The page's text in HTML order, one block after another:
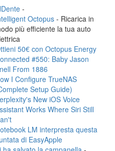
-
Octopus - Ricarica in
più efficiente la tua auto
50€ con Octopus Energy
#550: Baby Jason
From 1886
I Configure TrueNAS
Setup Guide)
New iOS Voice
Works Where Siri Still
LM interpresta questa
di EasyApple